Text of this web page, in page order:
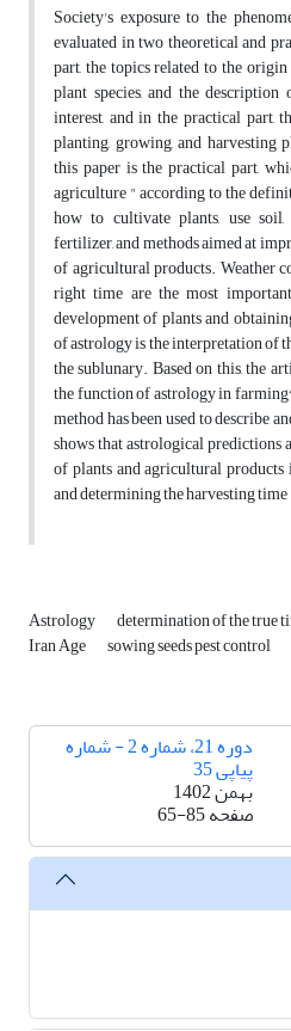
Society's exposure to the
evaluated in two theoretical and
part, the topics related to the
plant species, and the
interest, and in the practical part,
planting, growing, and harvesting
this paper is the practical part,
agriculture " according to the
how to cultivate plants, use soil,
fertilizer, and methods aimed at
of agricultural products. Weather
right time are the most
development of plants and
of astrology is the interpretation of
the sublunary. Based on this, the
the function of astrology in
method has been used to describe
shows that astrological
of plants and agricultural
and determining the harvesting time
Astrology determination of the true
Iran Age sowing seeds pest control
دوره 21، شماره 2 - شماره
پیاپی 35
بهمن 1402
صفحه65-85